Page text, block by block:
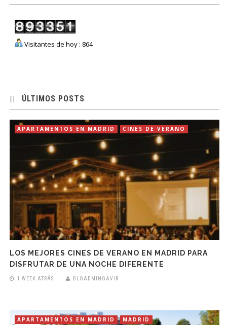
Visitantes de hoy : 864
ÚLTIMOS POSTS
APARTAMENTOS EN MADRID CINES DE VERANO
LOS MEJORES CINES DE VERANO EN MADRID PARA
DISFRUTAR DE UNA NOCHE DIFERENTE
1 WEEK ATRÁS BLGADMINGAVIR
APARTAMENTOS EN MADRID
MADRID